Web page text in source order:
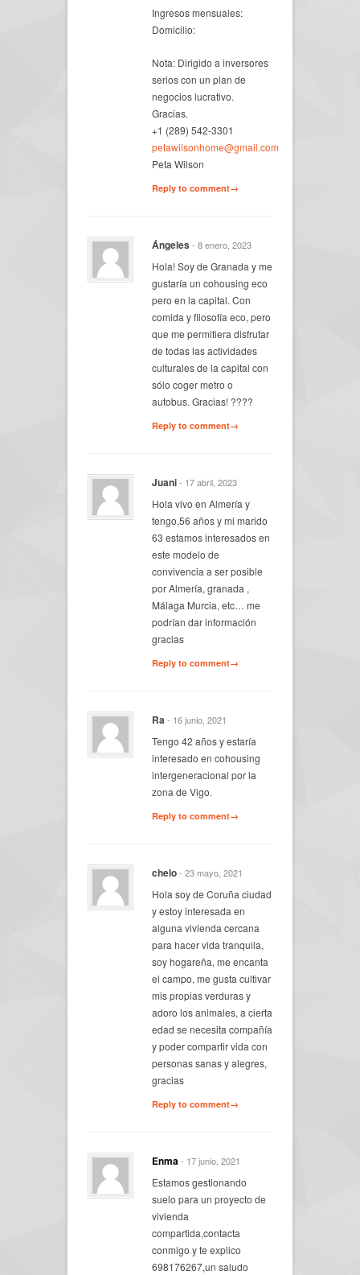
Ingresos mensuales:
Domicilio:
Nota: Dirigido a inversores
serios con un plan de
negocios lucrativo.
Gracias.
+1 (289) 542-3301
petawilsonhome@gmail.com
Peta Wilson
Reply to comment→
Ángeles - 8 enero, 2023
Hola! Soy de Granada y me
gustaría un cohousing eco
pero en la capital. Con
comida y filosofía eco, pero
que me permitiera disfrutar
de todas las actividades
culturales de la capital con
sólo coger metro o
autobus. Gracias! ????
Reply to comment→
Juani- 17 abril, 2023
Hola vivo en Almería y
tengo,56 años y mi marido
63 estamos interesados en
este modelo de
convivencia a ser posible
por Almería, granada ,
Málaga Murcia, etc… me
podrían dar información
gracias
Reply to comment→
Ra- 16 junio, 2021
Tengo 42 años y estaría
interesado en cohousing
intergeneracional por la
zona de Vigo.
Reply to comment→
chelo- 23 mayo, 2021
Hola soy de Coruña ciudad
y estoy interesada en
alguna vivienda cercana
para hacer vida tranquila,
soy hogareña, me encanta
el campo, me gusta cultivar
mis propias verduras y
adoro los animales, a cierta
edad se necesita compañía
y poder compartir vida con
personas sanas y alegres,
gracias
Reply to comment→
Enma- 17 junio, 2021
Estamos gestionando
suelo para un proyecto de
vivienda
compartida,contacta
conmigo y te explico
698176267,un saludo